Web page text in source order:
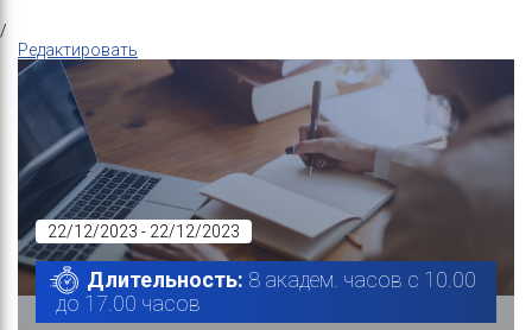
/
Редактировать
22/12/2023 - 22/12/2023
Длительность: 8 академ. часов с 10.00
до 17.00 часов